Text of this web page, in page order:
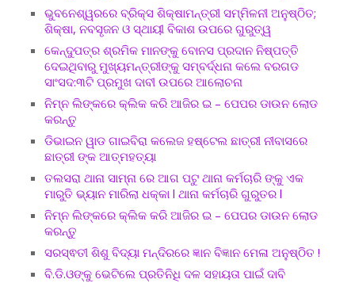
ଭୁବନେଶ୍ୱରରେ ବ୍ରିକ୍ସ ଶିକ୍ଷାମନ୍ତ୍ରୀ ସମ୍ମିଳନୀ ଅନୁଷ୍ଠିତ;
ଶିକ୍ଷା, ନବସୃଜନ ଓ ସ୍ଥାୟୀ ବିକାଶ ଉପରେ ଗୁରୁତ୍ୱ
କେନ୍ଦୁପତ୍ର ଶ୍ରମିକ ମାନଙ୍କୁ ବୋନସ ପ୍ରଦାନ ନିଷ୍ପତ୍ତି
ଦେଇଥିବାରୁ ମୁଖ୍ୟମନ୍ତ୍ରୀଙ୍କୁ ସମ୍ବର୍ଦ୍ଧନା କଲେ ବରଗଡ
ସାଂସଦ:୩ଟି ପ୍ରମୁଖ ଦାବୀ ଉପରେ ଆଲୋଚନା
ନିମ୍ନ ଲିଙ୍କରେ କ୍ଲିକ କରି ଆଜିର ଇ – ପେପର ଡାଉନ ଲୋଡ
କରନ୍ତୁ
ଡିଭାଇନ ୱାଡ ଗାଇବିରା କଲେଜ ହଷ୍ଟେଲ ଛାତ୍ରୀ ନୀବାସରେ
ଛାତ୍ରୀ ଙ୍କ ଆତ୍ମହତ୍ୟା
ତଲସରା ଥାନା ସାମ୍ନା ରେ ଆଗ ପଟୁ ଥାନା କର୍ମଚାରି ଙ୍କୁ ଏକ
ମାରୁତି ଭ୍ୟାନ ମାରିଲା ଧକ୍କା l ଥାନା କର୍ମଚାରି ଗୁରୁତର l
ନିମ୍ନ ଲିଙ୍କରେ କ୍ଲିକ କରି ଆଜିର ଇ – ପେପର ଡାଉନ ଲୋଡ
କରନ୍ତୁ
ସରସ୍ଵତୀ ଶିଶୁ ବିଦ୍ୟା ମନ୍ଦିରରେ ଜ୍ଞାନ ବିଜ୍ଞାନ ମେଳା ଅନୁଷ୍ଠିତ !
ବି.ଡି.ଓଙ୍କୁ ଭେଟିଲେ ପ୍ରତିନିଧି ଦଳ ସହାୟତା ପାଇଁ ଦାବି